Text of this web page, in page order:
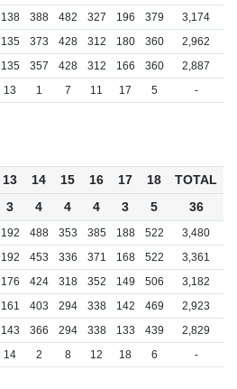
138 388 482 327 196 379
3,174
135 373 428 312 180 360
2,962
135 357 428 312 166 360
2,887
13 1 7 11 17 5 -
13 14 15 16 17 18
TOTAL
3 4 4 4 3 5 36
192 488 353 385 188 522
3,480
192 453 336 371 168 522
3,361
176 424 318 352 149 506
3,182
161 403 294 338 142 469
2,923
143 366 294 338 133 439
2,829
14 2 8 12 18 6 -